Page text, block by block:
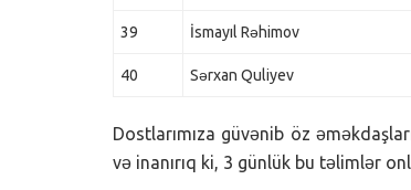
39 İsmayıl Rəhimov
40 Sərxan Quliyev
Dostlarımıza güvənib öz
və inanırıq ki, 3 günlük bu təlimlər